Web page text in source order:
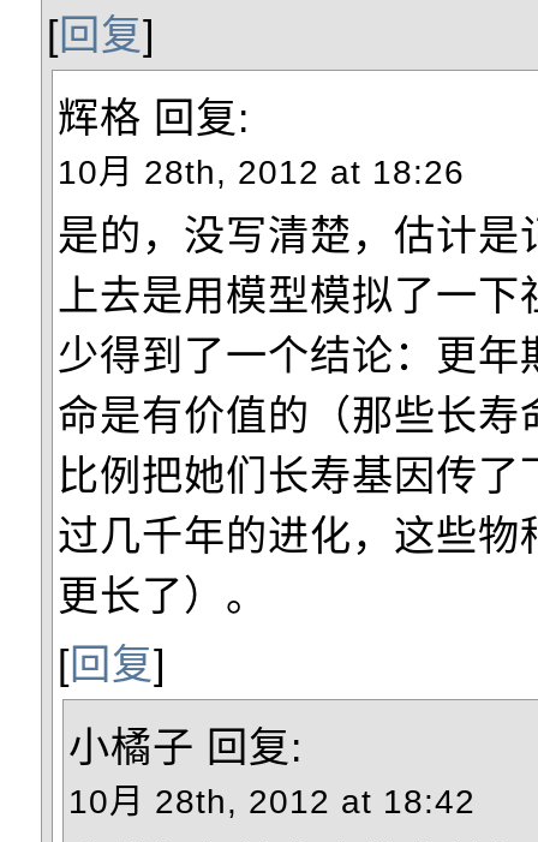
[回复]
辉格 回复:
10月 28th, 2012 at 18:26
是的，没写清楚，估计是
上去是用模型模拟了一
少得到了一个结论：更年
命是有价值的（那些长寿
比例把她们长寿基因传了
过几千年的进化，这些物
更长了）。
[回复]
小橘子 回复:
10月 28th, 2012 at 18:42